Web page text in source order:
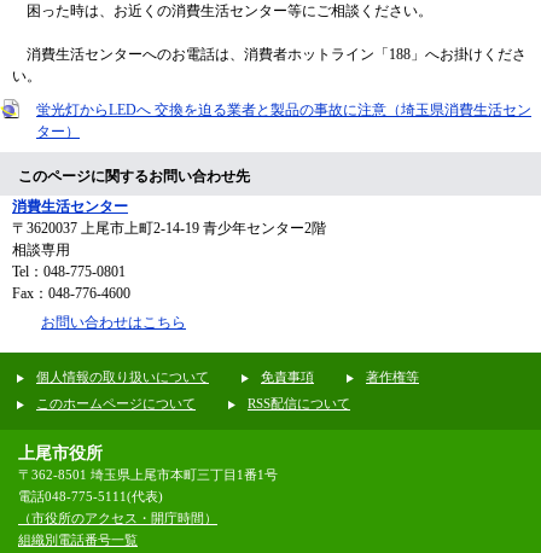
困った時は、お近くの消費生活センター等にご相談ください。
消費生活センターへのお電話は、消費者ホットライン「188」へお掛けくださ
い。
蛍光灯からLEDへ 交換を迫る業者と製品の事故に注意（埼玉県消費生活セン
ター）
このページに関するお問い合わせ先
消費生活センター
〒3620037 上尾市上町2-14-19 青少年センター2階
相談専用
Tel：048-775-0801
Fax：048-776-4600
お問い合わせはこちら
個人情報の取り扱いについて 免責事項
著作権等
このホームページについて
RSS配信について
上尾市役所
〒362-8501 埼玉県上尾市本町三丁目1番1号
電話048-775-5111(代表)
（市役所のアクセス・開庁時間）
組織別電話番号一覧